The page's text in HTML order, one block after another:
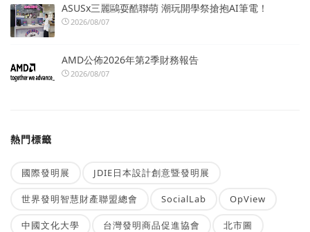
ASUSx三麗鷗耍酷聯萌 潮玩開學祭搶抱AI筆電！
2026/08/07
AMD公佈2026年第2季財務報告
2026/08/07
熱門標籤
國際發明展 JDIE日本設計創意暨發明展
世界發明智慧財產聯盟總會 SocialLab OpView
中國文化大學 台灣發明商品促進協會 北市圖